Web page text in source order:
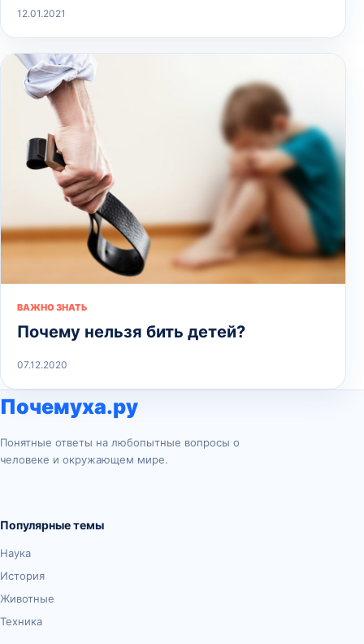
12.01.2021
ВАЖНО ЗНАТЬ
Почему нельзя бить детей?
07.12.2020
Почемуха.ру
Понятные ответы на любопытные вопросы о
человеке и окружающем мире.
Популярные темы
Наука
История
Животные
Техника